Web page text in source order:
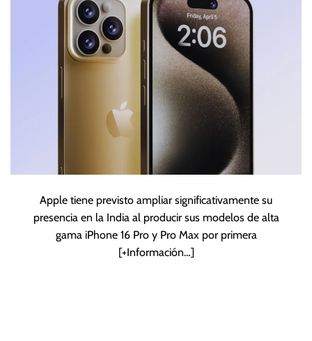
Apple tiene previsto ampliar significativamente su
presencia en la India al producir sus modelos de alta
gama iPhone 16 Pro y Pro Max por primera
[+Información…]